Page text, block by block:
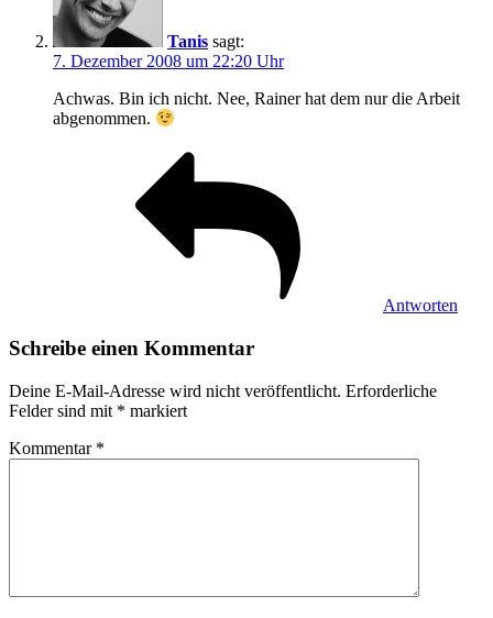
Tanis sagt:
7. Dezember 2008 um 22:20 Uhr
Achwas. Bin ich nicht. Nee, Rainer hat dem nur die Arbeit
abgenommen.
Antworten
Schreibe einen Kommentar
Deine E-Mail-Adresse wird nicht veröffentlicht. Erforderliche
Felder sind mit * markiert
Kommentar *